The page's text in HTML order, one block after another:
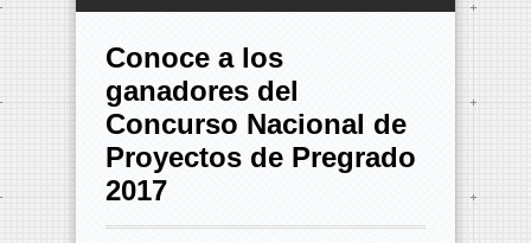
Conoce a los
ganadores del
Concurso Nacional de
Proyectos de Pregrado
2017